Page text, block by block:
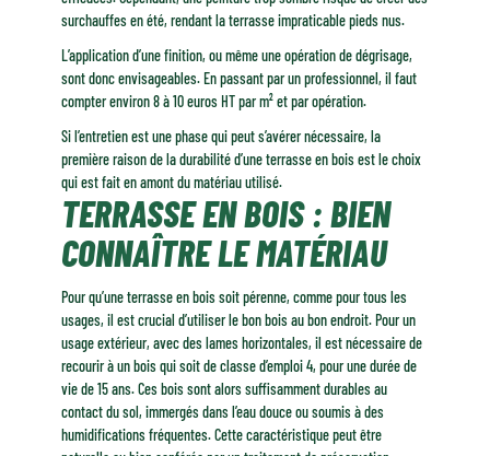
surchauffes en été, rendant la terrasse impraticable pieds nus.
L’application d’une finition, ou même une opération de dégrisage,
sont donc envisageables. En passant par un professionnel, il faut
compter environ 8 à 10 euros HT par m² et par opération.
Si l’entretien est une phase qui peut s’avérer nécessaire, la
première raison de la durabilité d’une terrasse en bois est le choix
qui est fait en amont du matériau utilisé.
TERRASSE EN BOIS : BIEN
CONNAÎTRE LE MATÉRIAU
Pour qu’une terrasse en bois soit pérenne, comme pour tous les
usages, il est crucial d’utiliser le bon bois au bon endroit. Pour un
usage extérieur, avec des lames horizontales, il est nécessaire de
recourir à un bois qui soit de classe d’emploi 4, pour une durée de
vie de 15 ans. Ces bois sont alors suffisamment durables au
contact du sol, immergés dans l’eau douce ou soumis à des
humidifications fréquentes. Cette caractéristique peut être